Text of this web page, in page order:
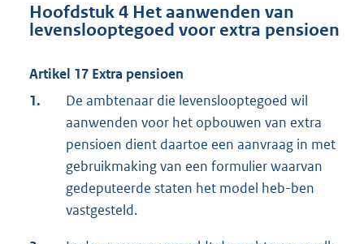
Hoofdstuk 4 Het aanwenden van
levenslooptegoed voor extra pensioen
Artikel 17 Extra pensioen
1.
De ambtenaar die levenslooptegoed wil
aanwenden voor het opbouwen van extra
pensioen dient daartoe een aanvraag in met
gebruikmaking van een formulier waarvan
gedeputeerde staten het model heb-ben
vastgesteld.